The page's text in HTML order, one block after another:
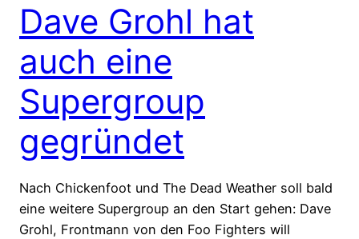
Dave Grohl hat
auch eine
Supergroup
gegründet
Nach Chickenfoot und The Dead Weather soll bald
eine weitere Supergroup an den Start gehen: Dave
Grohl, Frontmann von den Foo Fighters will